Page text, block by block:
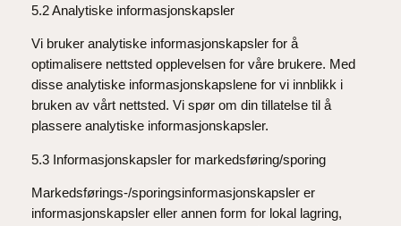
5.2 Analytiske informasjonskapsler
Vi bruker analytiske informasjonskapsler for å
optimalisere nettsted opplevelsen for våre brukere. Med
disse analytiske informasjonskapslene for vi innblikk i
bruken av vårt nettsted. Vi spør om din tillatelse til å
plassere analytiske informasjonskapsler.
5.3 Informasjonskapsler for markedsføring/sporing
Markedsførings-/sporingsinformasjonskapsler er
informasjonskapsler eller annen form for lokal lagring,